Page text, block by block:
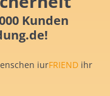
Kunden
iurFRIEND ihr